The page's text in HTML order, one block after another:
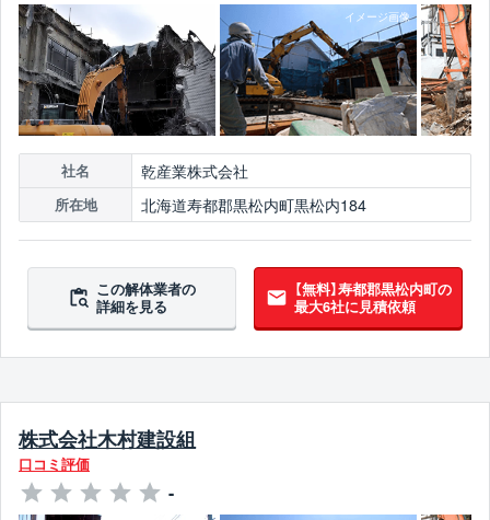
社名 乾産業株式会社
所在地 北海道寿都郡黒松内町黒松内184
この解体業者の
詳細を見る
【無料】寿都郡黒松内町の
最大6社に見積依頼
株式会社木村建設組
口コミ評価
-